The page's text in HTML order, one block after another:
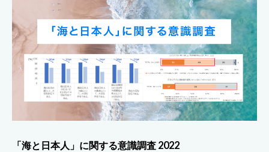
「海と日本人」に関する意識調査 2022